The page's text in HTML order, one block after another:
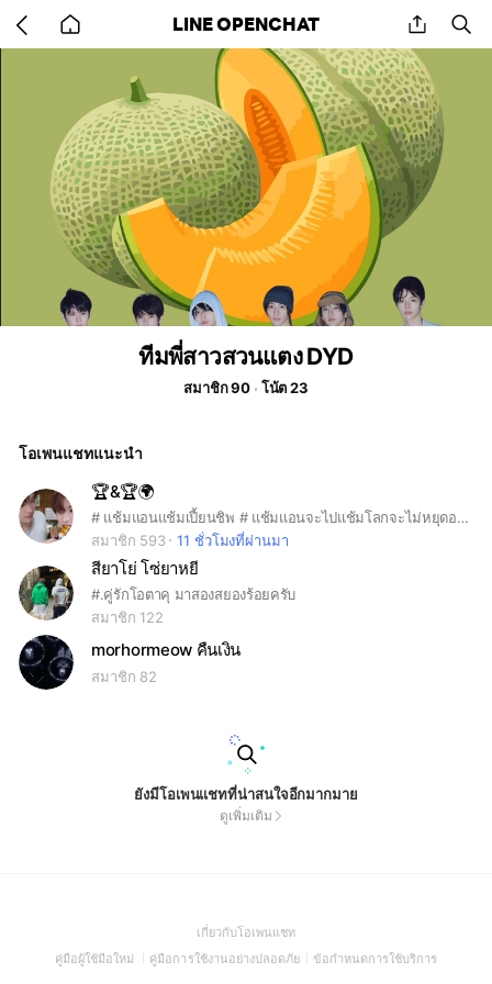
back
to
LINE OPENCHAT share
ทีมพี่สาวสวนแตง DYD
สมาชิก 90 โน้ต 23
โอเพนแชทแนะนำ
🏆&🏆🌍
# แช้มแอนแช้มเปี้ยนชิพ # แช้มแอนจะไปแช้มโลกจะไม่หยุดอยู่แค่แช้มอบต #ช้างคบหมูโคตรมีความสุข
สมาชิก 593
11 ชั่วโมงที่ผ่านมา
สียาโย่ โซ่ยาหยี
#.คู่รักโอตาคุ มาสองสยองร้อยครับ
สมาชิก 122
morhormeow คืนเงิน
สมาชิก 82
ยังมีโอเพนแชทที่น่าสนใจอีกมากมาย
ดูเพิ่มเติม
เกี่ยวกับโอเพนแชท(Open
in
คู่มือผู้ใช้มือใหม่
(Open
คู่มือการใช้งานอย่างปลอดภัย(Open
ข้อกำหนดการใช้บริการ(Open